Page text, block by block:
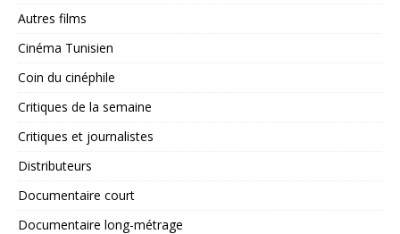
Autres films
Cinéma Tunisien
Coin du cinéphile
Critiques de la semaine
Critiques et journalistes
Distributeurs
Documentaire court
Documentaire long-métrage